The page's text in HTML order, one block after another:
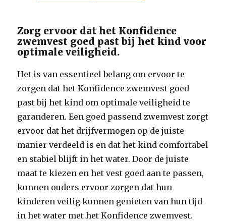
Zorg ervoor dat het Konfidence
zwemvest goed past bij het kind voor
optimale veiligheid.
Het is van essentieel belang om ervoor te
zorgen dat het Konfidence zwemvest goed
past bij het kind om optimale veiligheid te
garanderen. Een goed passend zwemvest zorgt
ervoor dat het drijfvermogen op de juiste
manier verdeeld is en dat het kind comfortabel
en stabiel blijft in het water. Door de juiste
maat te kiezen en het vest goed aan te passen,
kunnen ouders ervoor zorgen dat hun
kinderen veilig kunnen genieten van hun tijd
in het water met het Konfidence zwemvest.